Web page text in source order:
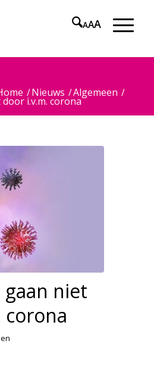
AAA
/Nieuws /Algemeen /
i.v.m. corona
gaan niet
corona